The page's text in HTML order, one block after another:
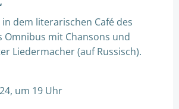
dem literarischen Café des
Omnibus mit Chansons und
Liedermacher (auf Russisch).
um 19 Uhr